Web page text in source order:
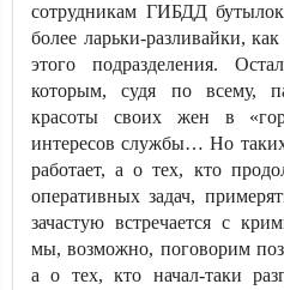
сотрудникам ГИБДД
более ларьки-разливайки,
этого подразделения.
которым, судя по всему,
красоты своих жен в
интересов службы… Но
работает, а о тех, кто
оперативных задач,
зачастую встречается с
мы, возможно, поговорим
а о тех, кто начал-таки